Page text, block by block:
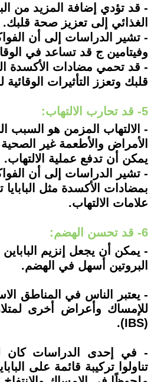
- قد تؤدي إضافة المزيد من
الغذائي إلى تعزيز صحة قلبك.
- تشير الدراسات إلى أن
وفيتامين ج قد تساعد في
- قد تحمي مضادات الأكسدة
قلبك وتعزز التأثيرات
5- قد تحارب الالتهاب:
- الالتهاب المزمن هو السبب
الأمراض والأطعمة غير
يمكن أن تدفع عملية الالتهاب.
- تشير الدراسات إلى أن
بمضادات الأكسدة مثل
علامات الالتهاب.
6- قد تحسن الهضم:
- يمكن أن يجعل إنزيم الباباين
البروتين أسهل في الهضم.
- يعتبر الناس في المناطق
للإمساك وأعراض أخرى
(IBS).
- في إحدى الدراسات كان